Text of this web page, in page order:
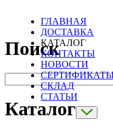
ГЛАВНАЯ
ДОСТАВКА
КАТАЛОГ
КОНТАКТЫ
НОВОСТИ
СКЛАД
СТАТЬИ
Поиск
Каталог